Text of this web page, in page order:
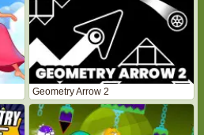
Geometry Arrow 2